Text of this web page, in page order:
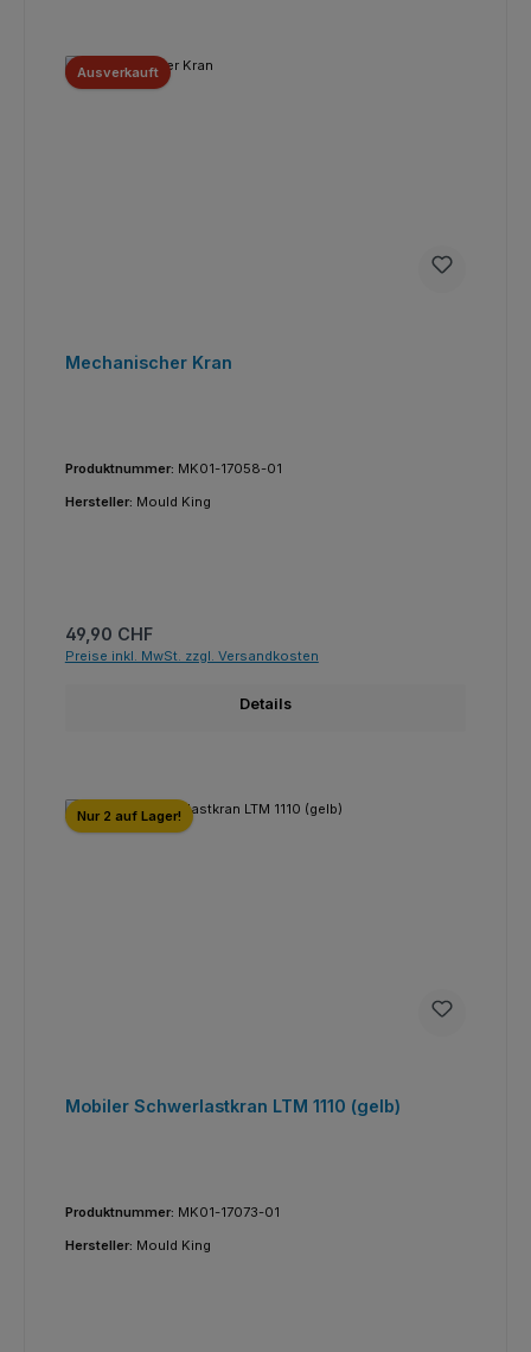
Ausverkauft
Mechanischer Kran
Produktnummer: MK01-17058-01
Hersteller: Mould King
Regulärer Preis:
49,90 CHF
Preise inkl. MwSt. zzgl. Versandkosten
Details
Nur 2 auf Lager!
Mobiler Schwerlastkran LTM 1110 (gelb)
Produktnummer: MK01-17073-01
Hersteller: Mould King